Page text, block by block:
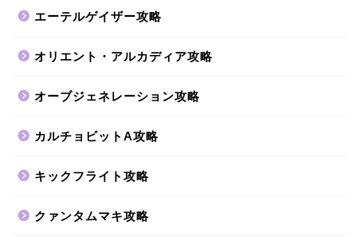
エーテルゲイザー攻略
オリエント・アルカディア攻略
オーブジェネレーション攻略
カルチョビットA攻略
キックフライト攻略
クァンタムマキ攻略